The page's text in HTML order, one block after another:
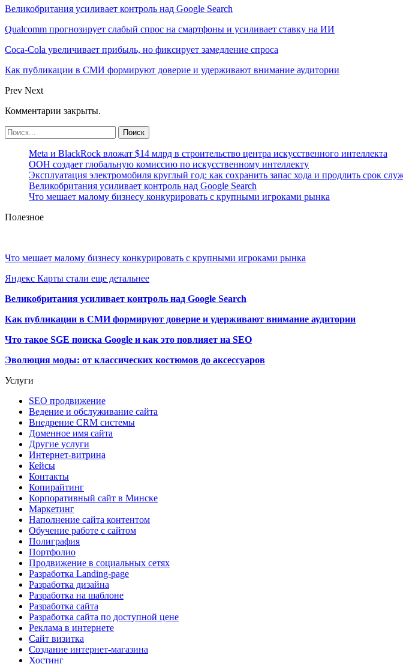
Великобритания усиливает контроль над Google Search
Qualcomm прогнозирует слабый спрос на смартфоны и усиливает ставку на ИИ
Coca-Cola увеличивает прибыль, но фиксирует замедление спроса
Как публикации в СМИ формируют доверие и удерживают внимание аудитории
Prev Next
Комментарии закрыты.
Meta и BlackRock вложат $14 млрд в строительство центра искусственного интеллекта
ООН создает глобальную комиссию по искусственному интеллекту
Эксплуатация электромобиля круглый год: как сохранить запас хода и продлить срок
Великобритания усиливает контроль над Google Search
Что мешает малому бизнесу конкурировать с крупными игроками рынка
Полезное
Что мешает малому бизнесу конкурировать с крупными игроками рынка
Яндекс Карты стали еще детальнее
Великобритания усиливает контроль над Google Search
Как публикации в СМИ формируют доверие и удерживают внимание аудитории
Что такое SGE поиска Google и как это повлияет на SEO
Эволюция моды: от классических костюмов до аксессуаров
Услуги
SEO продвижение
Ведение и обслуживание сайта
Внедрение CRM системы
Доменное имя сайта
Другие услуги
Интернет-витрина
Кейсы
Контакты
Копирайтинг
Корпоративный сайт в Минске
Маркетинг
Наполнение сайта контентом
Обучение работе с сайтом
Полиграфия
Портфолио
Продвижение в социальных сетях
Разработка Landing-page
Разработка дизайна
Разработка на шаблоне
Разработка сайта
Разработка сайта по доступной цене
Реклама в интернете
Сайт визитка
Создание интернет-магазина
Хостинг